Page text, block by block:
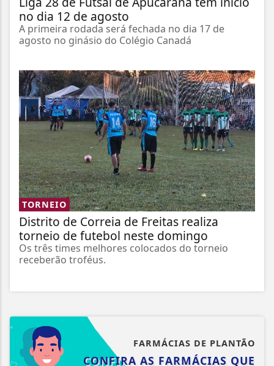
no dia 12 de agosto
A primeira rodada será fechada no dia 17 de
agosto no ginásio do Colégio Canadá
TORNEIO
Distrito de Correia de Freitas realiza
torneio de futebol neste domingo
Os três times melhores colocados do torneio
receberão troféus.
FARMÁCIAS DE PLANTÃO
CONFIRA AS FARMÁCIAS QUE